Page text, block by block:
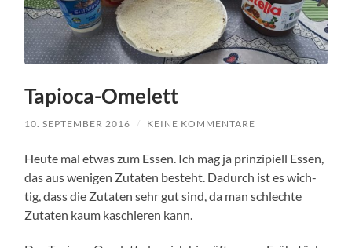
Tapioca-Omelett
10. SEPTEMBER 2016 / KEINE KOMMENTARE
Heu­te mal etwas zum Essen. Ich mag ja prin­zi­pi­ell Essen,
das aus weni­gen Zuta­ten besteht. Dadurch ist es wich­
tig, dass die Zuta­ten sehr gut sind, da man schlech­te
Zuta­ten kaum kaschie­ren kann.